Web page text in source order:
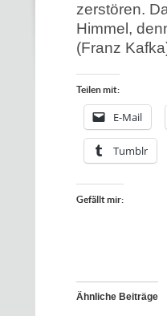
zerstören.
Himmel,
(Franz
Teilen mit:
E-Mail
Tumblr
Gefällt mir:
Ähnliche Beiträge